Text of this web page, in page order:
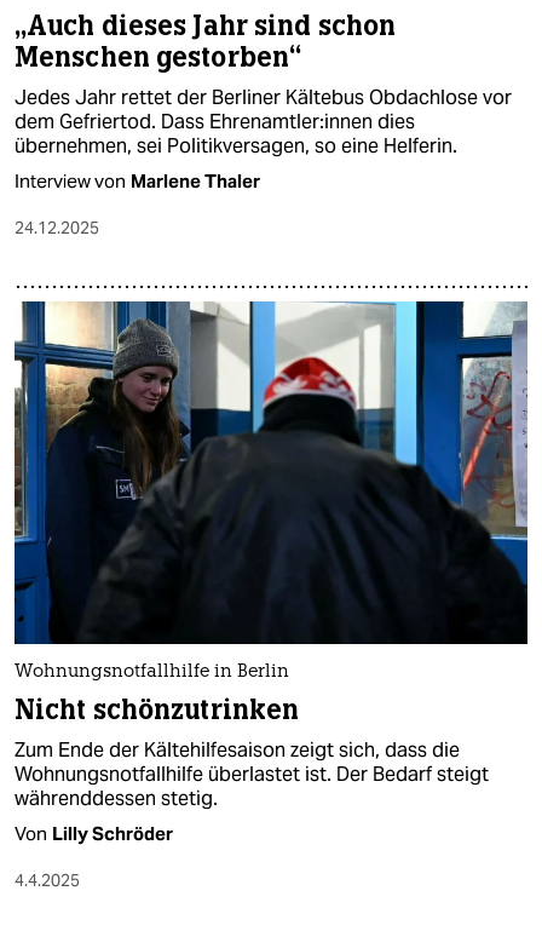
„Auch dieses Jahr sind schon
Menschen gestorben“
Jedes Jahr rettet der Berliner Kältebus Obdachlose vor
dem Gefriertod. Dass Ehrenamtler:in­nen dies
übernehmen, sei Politikversagen, so eine Helferin.
Interview von Marlene Thaler
24.12.2025
Wohnungsnotfallhilfe in Berlin
Nicht schönzutrinken
Zum Ende der Kältehilfesaison zeigt sich, dass die
Wohnungsnotfallhilfe überlastet ist. Der Bedarf steigt
währenddessen stetig.
Von Lilly Schröder
4.4.2025